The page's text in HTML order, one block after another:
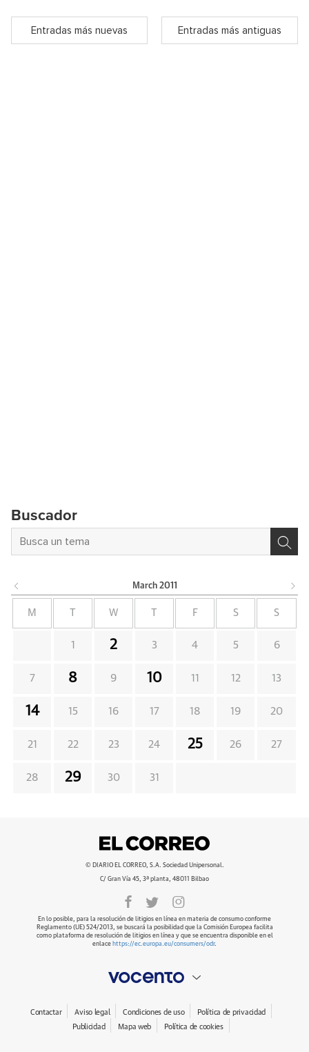
Entradas más nuevas Entradas más antiguas
Buscador
March 2011
M W F S S
1 2 3 4 5 6
7 8 9 10 11 12 13
14 15 16 17 18 19 20
21 22 23 24 25 26 27
28 29 30 31
© DIARIO EL CORREO, S.A. Sociedad Unipersonal.
C/ Gran Vía 45, 3ª planta, 48011 Bilbao
En lo posible, para la resolución de litigios en línea en materia de consumo conforme
Reglamento (UE) 524/2013, se buscará la posibilidad que la Comisión Europea facilita
como plataforma de resolución de litigios en línea y que se encuentra disponible en el
enlace https://ec.europa.eu/consumers/odr.
Contactar Aviso legal Condiciones de uso
Política de privacidad
Publicidad
Mapa web Política de cookies